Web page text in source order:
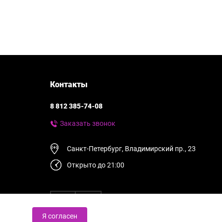
Контакты
8 812 385-74-08
Заказать звонок
Санкт-Петербург, Владимирский пр., 23
Открыто до 21:00
Я согласен